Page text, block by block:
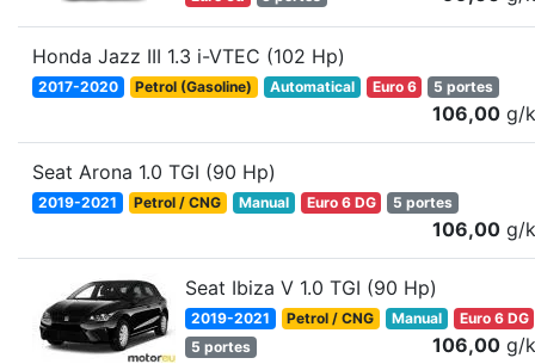
Honda Jazz III 1.3 i-VTEC (102 Hp)
2017-2020 Petrol (Gasoline) Automatical Euro 6 5 portes
106,00 g/
Seat Arona 1.0 TGI (90 Hp)
2019-2021 Petrol / CNG Manual Euro 6 DG 5 portes
106,00 g/
Seat Ibiza V 1.0 TGI (90 Hp)
2019-2021 Petrol / CNG Manual
Euro 6 DG
5 portes
106,00 g/